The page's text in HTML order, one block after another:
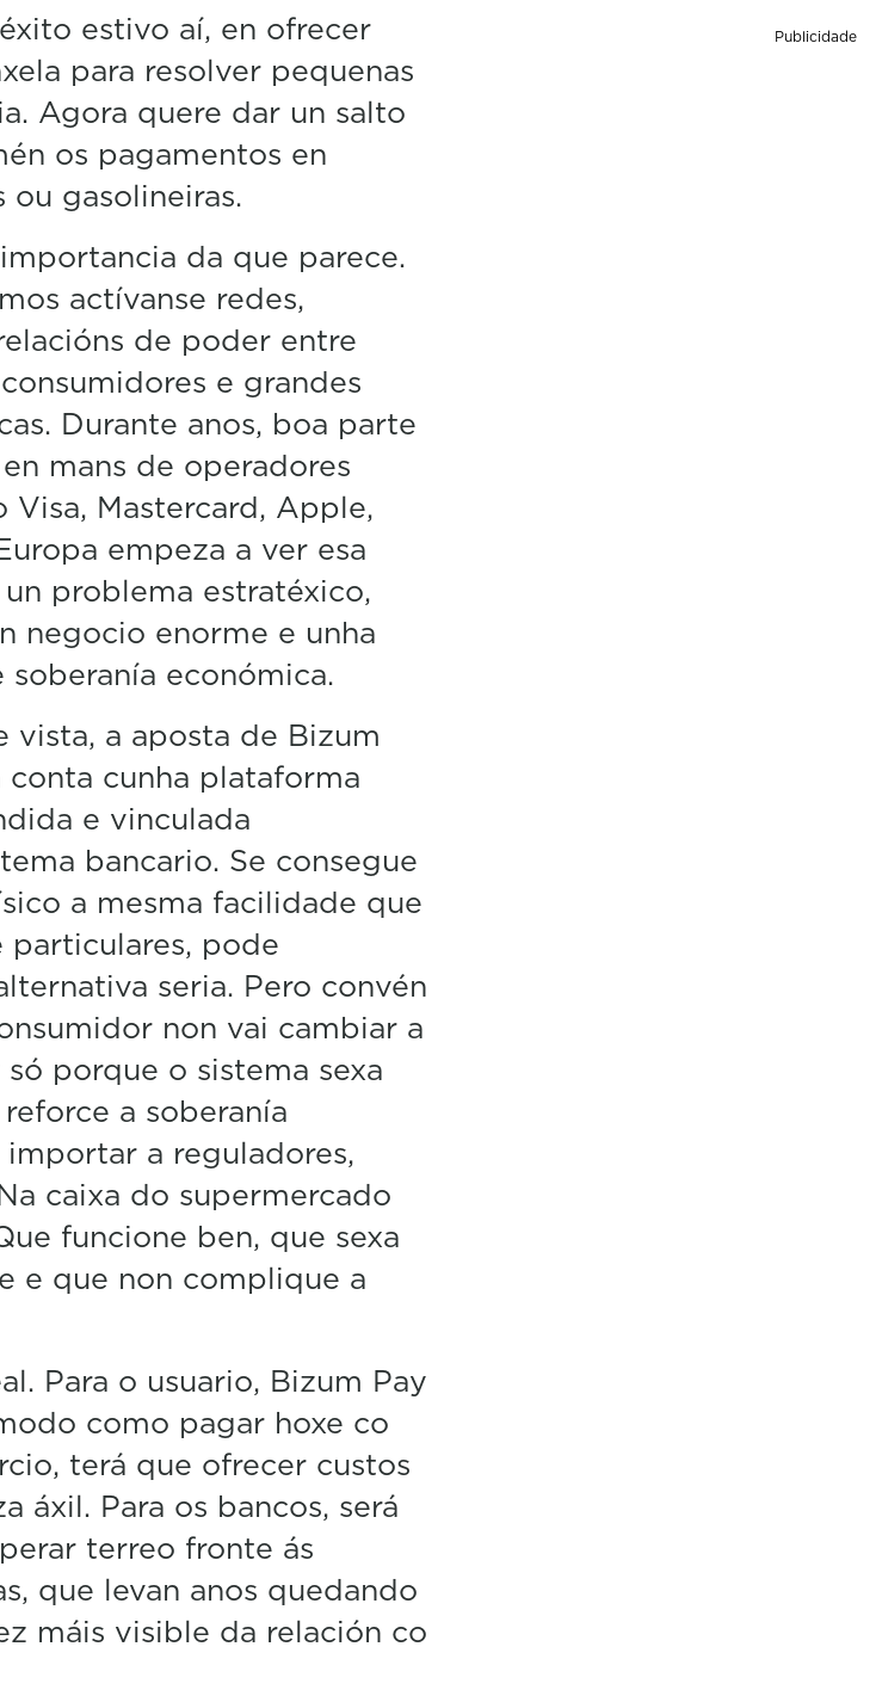
i
u
e
2
e
o
d
V
l
u
m
e
0
estivo aí, en ofrecer
para resolver pequenas
Agora quere dar un salto
os pagamentos en
ou gasolineiras.
da que parece.
actívanse redes,
de poder entre
e grandes
Durante anos, boa parte
mans de operadores
Mastercard, Apple,
empeza a ver esa
problema estratéxico,
negocio enorme e unha
económica.
vista, a aposta de Bizum
cunha plataforma
e vinculada
bancario. Se consegue
a mesma facilidade que
pode
seria. Pero convén
non vai cambiar a
porque o sistema sexa
a soberanía
a reguladores,
caixa do supermercado
funcione ben, que sexa
e que non complique a
Para o usuario, Bizum Pay
como pagar hoxe co
terá que ofrecer custos
áxil. Para os bancos, será
terreo fronte ás
que levan anos quedando
máis visible da relación co
Publicidade